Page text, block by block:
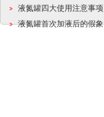
液氮罐四大使用注意事项
液氮罐首次加液后的假象